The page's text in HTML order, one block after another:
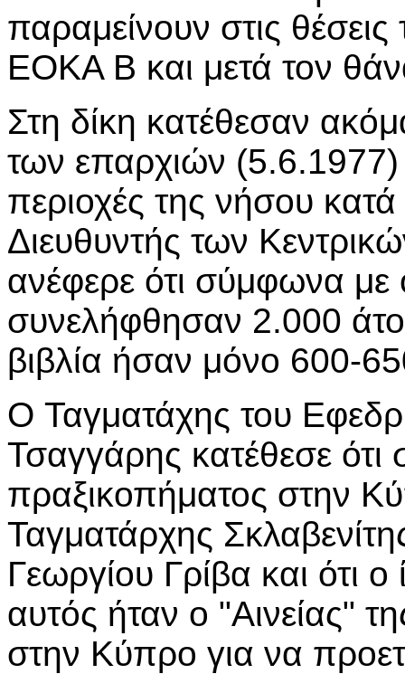
παραμείνουν στις
ΕΟΚΑ Β και μετά τον
Στη δίκη κατέθεσαν
των επαρχιών (5.6.1977)
περιοχές της νήσου
Διευθυντής των
ανέφερε ότι σύμφωνα με
συνελήφθησαν 2.000
βιβλία ήσαν μόνο 600-
O Ταγματάχης του
Τσαγγάρης κατέθεσε ότι
πραξικοπήματος στην
Ταγματάρχης
Γεωργίου Γρίβα και ότι
αυτός ήταν ο "Αινείας"
στην Κύπρο για να